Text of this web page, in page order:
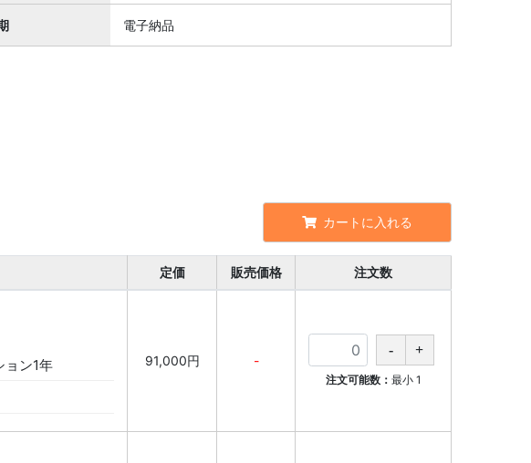
電子納品
カートに入れる
定価 販売価格 注文数
ョン1年
91,000円 -
注文可能数： 最小 1